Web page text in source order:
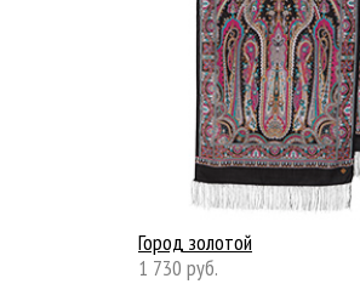
Город золотой
1 730 руб.